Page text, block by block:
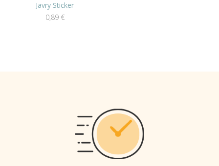
Javry Sticker
0,89 €